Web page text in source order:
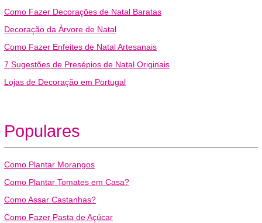
Como Fazer Decorações de Natal Baratas
Decoração da Árvore de Natal
Como Fazer Enfeites de Natal Artesanais
7 Sugestões de Presépios de Natal Originais
Lojas de Decoração em Portugal
Populares
Como Plantar Morangos
Como Plantar Tomates em Casa?
Como Assar Castanhas?
Como Fazer Pasta de Açúcar